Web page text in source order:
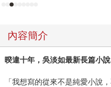
因此為了要繼續寫，長年保
問她是否有過靈感匱乏？她
感並不會從天上掉下來，因
有的感官在這個世界發現題
能 今年吳淡如出了兩本書，
內容簡介
暌違十年，吳淡如最新長篇小說
「我想寫的從來不是純愛小說